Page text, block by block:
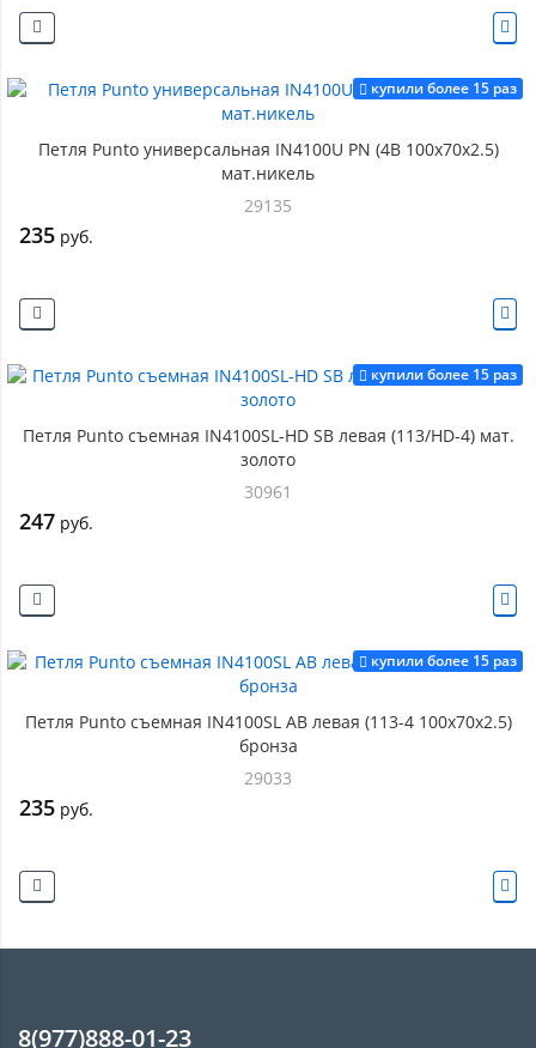
купили более 15 раз
Петля Punto универсальная IN4100U PN (4B 100х70х2.5)
мат.никель
29135
235 руб.
купили более 15 раз
Петля Punto съемная IN4100SL-HD SB левая (113/HD-4) мат.
золото
30961
247 руб.
купили более 15 раз
Петля Punto съемная IN4100SL AB левая (113-4 100х70х2.5)
бронза
29033
235 руб.
8(977)888-01-23